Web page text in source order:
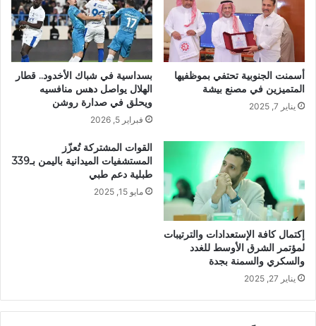
أسمنت الجنوبية تحتفي بموظفيها
المتميزين في مصنع بيشة
يناير 7, 2025
بسداسية في شباك الأخدود.. قطار
الهلال يواصل دهس منافسيه
ويحلق في صدارة روشن
فبراير 5, 2026
إكتمال كافة الإستعدادات والترتيبات
لمؤتمر الشرق الأوسط للغدد
والسكري والسمنة بجدة
يناير 27, 2025
القوات المشتركة تُعزّز
المستشفيات الميدانية باليمن بـ339
طبلية دعم طبي
مايو 15, 2025